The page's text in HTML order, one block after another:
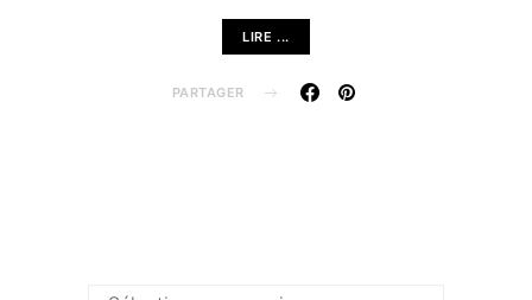
LIRE ...
PARTAGER
Archives